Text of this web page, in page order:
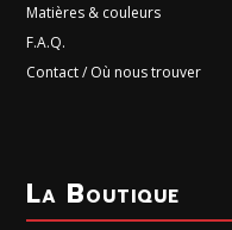
Matières & couleurs
F.A.Q.
Contact / Où nous trouver
La Boutique